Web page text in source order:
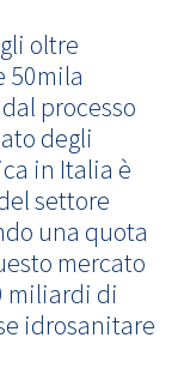
oltre
50mila
processo
degli
in Italia è
settore
una quota
mercato
miliardi di
idrosanitare